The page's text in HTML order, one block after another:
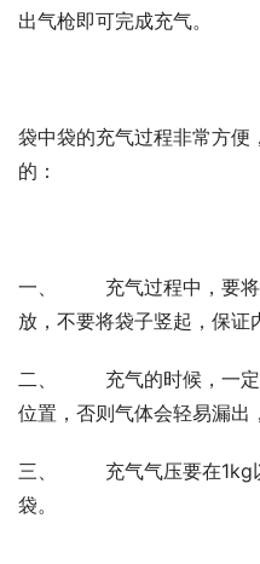
出气枪即可完成充气。
袋中袋的充气过程非常方便
的：
一、 充气过程中，要将
放，不要将袋子竖起，保证
二、 充气的时候，一定
位置，否则气体会轻易漏出
三、 充气气压要在1kg以
袋。